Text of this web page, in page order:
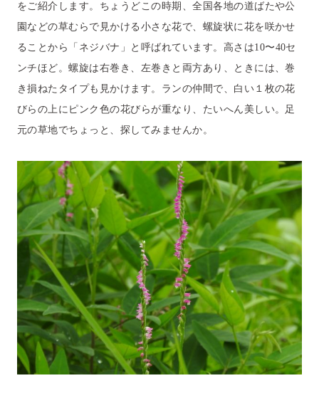
をご紹介します。ちょうどこの時期、全国各地の道ばたや公
園などの草むらで見かける小さな花で、螺旋状に花を咲かせ
ることから「ネジバナ」と呼ばれています。高さは10〜40セ
ンチほど。螺旋は右巻き、左巻きと両方あり、ときには、巻
き損ねたタイプも見かけます。ランの仲間で、白い１枚の花
びらの上にピンク色の花びらが重なり、たいへん美しい。足
元の草地でちょっと、探してみませんか。